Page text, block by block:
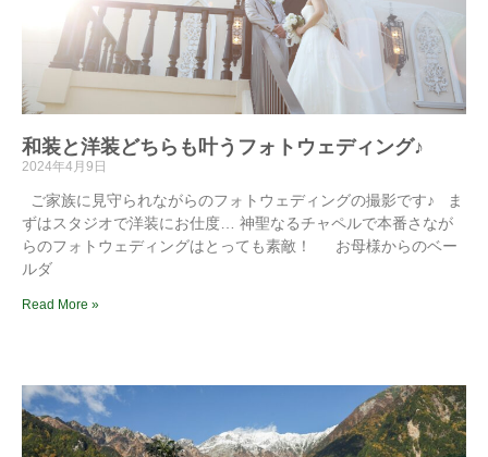
和装と洋装どちらも叶うフォトウェディング♪
2024年4月9日
ご家族に見守られながらのフォトウェディングの撮影です♪ ま
ずはスタジオで洋装にお仕度… 神聖なるチャペルで本番さなが
らのフォトウェディングはとっても素敵！ お母様からのベー
ルダ
Read More »